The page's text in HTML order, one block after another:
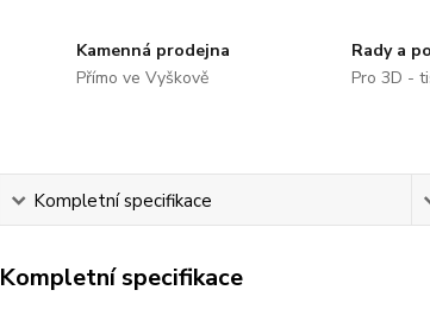
Kamenná prodejna
Přímo ve Vyškově
Rady a
Pro 3D -
Kompletní specifikace
Kompletní specifikace